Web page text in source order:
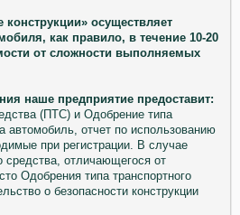
осуществляет
как правило, в течение 10-20
от сложности выполняемых
наше предприятие предоставит:
(ПТС) и Одобрение типа
автомобиль, отчет по использованию
при регистрации. В случае
средства, отличающегося от
Одобрения типа транспортного
о безопасности конструкции